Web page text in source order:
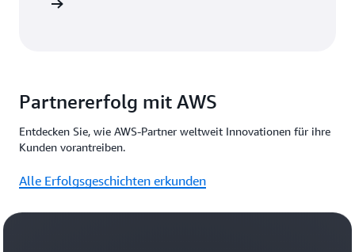
Partnererfolg mit AWS
Entdecken Sie, wie AWS-Partner weltweit Innovationen für ihre
Kunden vorantreiben.
Alle Erfolgsgeschichten erkunden